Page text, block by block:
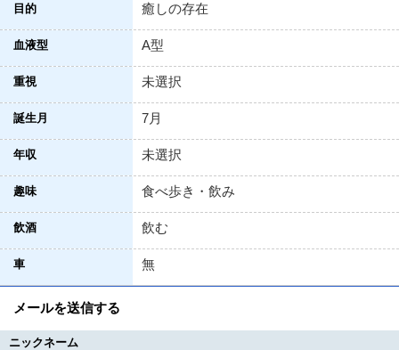
目的 癒しの存在
血液型 A型
重視 未選択
誕生月 7月
年収 未選択
趣味 食べ歩き・飲み
飲酒 飲む
車 無
メールを送信する
ニックネーム